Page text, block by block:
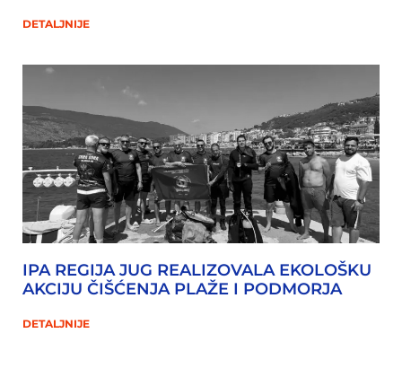
DETALJNIJE
IPA REGIJA JUG REALIZOVALA EKOLOŠKU
AKCIJU ČIŠĆENJA PLAŽE I PODMORJA
DETALJNIJE